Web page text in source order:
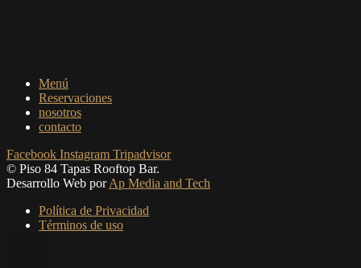
Menú
Reservaciones
nosotros
contacto
Facebook Instagram Tripadvisor
© Piso 84 Tapas Rooftop Bar.
Desarrollo Web porAp Media and Tech
Política de Privacidad
Términos de uso